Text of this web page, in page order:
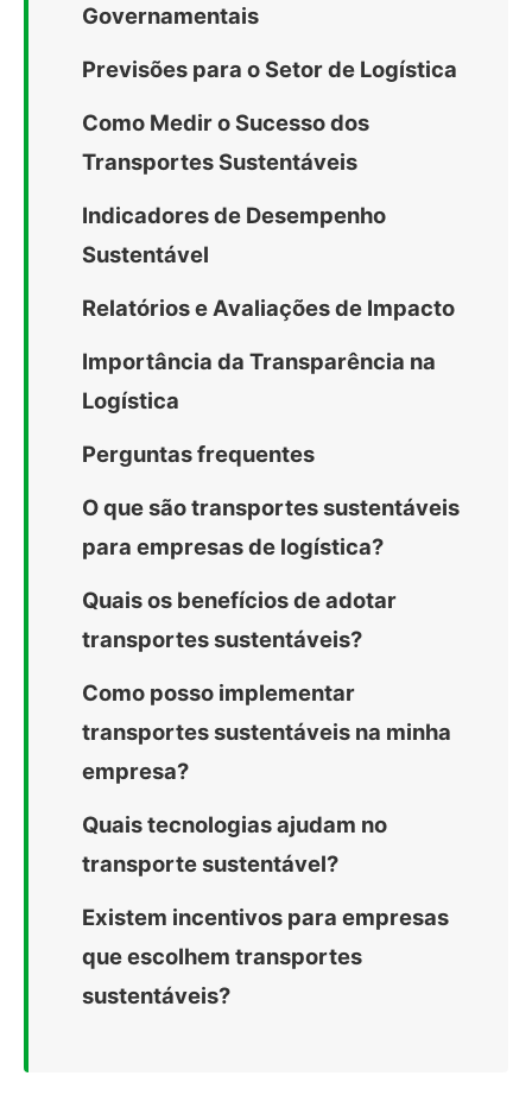
Governamentais
Previsões para o Setor de Logística
Como Medir o Sucesso dos
Transportes Sustentáveis
Indicadores de Desempenho
Sustentável
Relatórios e Avaliações de Impacto
Importância da Transparência na
Logística
Perguntas frequentes
O que são transportes sustentáveis
para empresas de logística?
Quais os benefícios de adotar
transportes sustentáveis?
Como posso implementar
transportes sustentáveis na minha
empresa?
Quais tecnologias ajudam no
transporte sustentável?
Existem incentivos para empresas
que escolhem transportes
sustentáveis?